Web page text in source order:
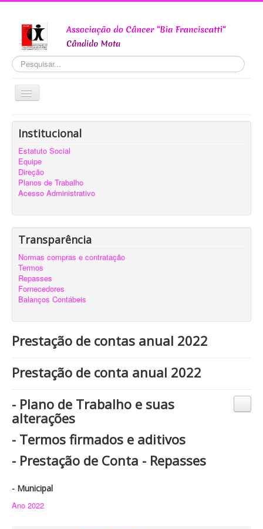
Pesquisar...
Alternar
Home
INSTITUCIONAL
TRANSPARÊNCIA
Notícias
Contato
Institucional
Estatuto Social
Equipe
Direção
Planos de Trabalho
Acesso Administrativo
Transparência
Normas compras e contratação
Termos
Repasses
Fornecedores
Balanços Contábeis
Prestação de contas anual 2022
Prestação de conta anual 2022
- Plano de Trabalho e suas
alterações
- Termos firmados e aditivos
- Prestação de Conta - Repasses
- Municipal
Ano 2022